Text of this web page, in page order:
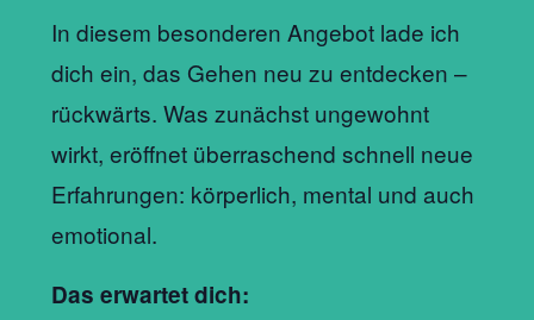
In diesem besonderen Angebot lade ich
dich ein, das Gehen neu zu entdecken –
rückwärts. Was zunächst ungewohnt
wirkt, eröffnet überraschend schnell neue
Erfahrungen: körperlich, mental und auch
emotional.
Das erwartet dich: